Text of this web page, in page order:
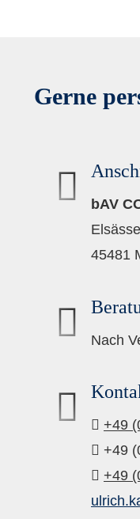
Gerne
bAV
45481
Nach
+49
+49
+49